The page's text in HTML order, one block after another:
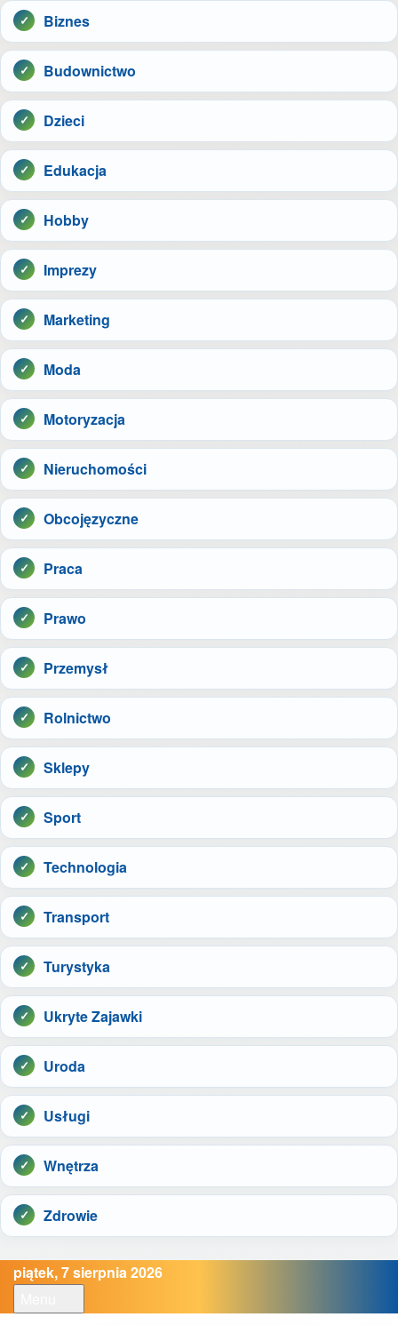
Biznes
Budownictwo
Dzieci
Edukacja
Hobby
Imprezy
Marketing
Moda
Motoryzacja
Nieruchomości
Obcojęzyczne
Praca
Prawo
Przemysł
Rolnictwo
Sklepy
Sport
Technologia
Transport
Turystyka
Ukryte Zajawki
Uroda
Usługi
Wnętrza
Zdrowie
piątek, 7 sierpnia 2026